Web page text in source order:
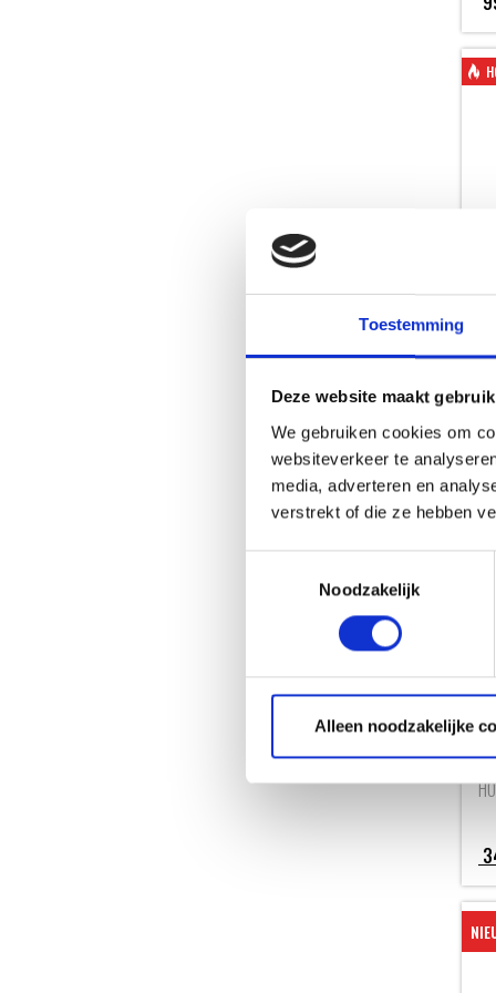
Toestemming
Deze website maakt
We gebruiken cookies om
websiteverkeer te
media, adverteren en
verstrekt of die ze hebben
Noodzakelijk
Alleen noodzakelijke